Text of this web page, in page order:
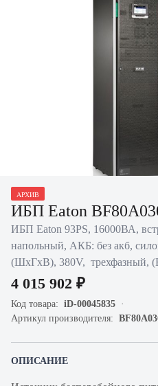
АРХИВ
ИБП Eaton
ИБП Eaton 93PS, 16000ВА,
напольный, АКБ: без акб,
(ШхГхВ), 380V, трехфазный,
4 015 902 ₽
Код товара: iD-00045835
Артикул производителя:
ОПИСАНИЕ